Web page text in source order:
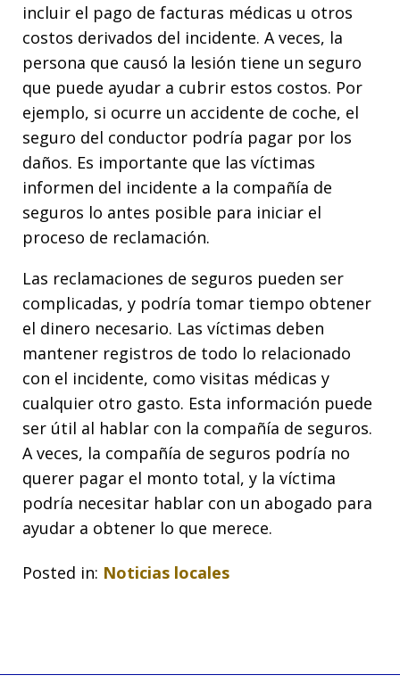
incluir el pago de facturas médicas u otros
costos derivados del incidente. A veces, la
persona que causó la lesión tiene un seguro
que puede ayudar a cubrir estos costos. Por
ejemplo, si ocurre un accidente de coche, el
seguro del conductor podría pagar por los
daños. Es importante que las víctimas
informen del incidente a la compañía de
seguros lo antes posible para iniciar el
proceso de reclamación.
Las reclamaciones de seguros pueden ser
complicadas, y podría tomar tiempo obtener
el dinero necesario. Las víctimas deben
mantener registros de todo lo relacionado
con el incidente, como visitas médicas y
cualquier otro gasto. Esta información puede
ser útil al hablar con la compañía de seguros.
A veces, la compañía de seguros podría no
querer pagar el monto total, y la víctima
podría necesitar hablar con un abogado para
ayudar a obtener lo que merece.
Posted in: Noticias locales